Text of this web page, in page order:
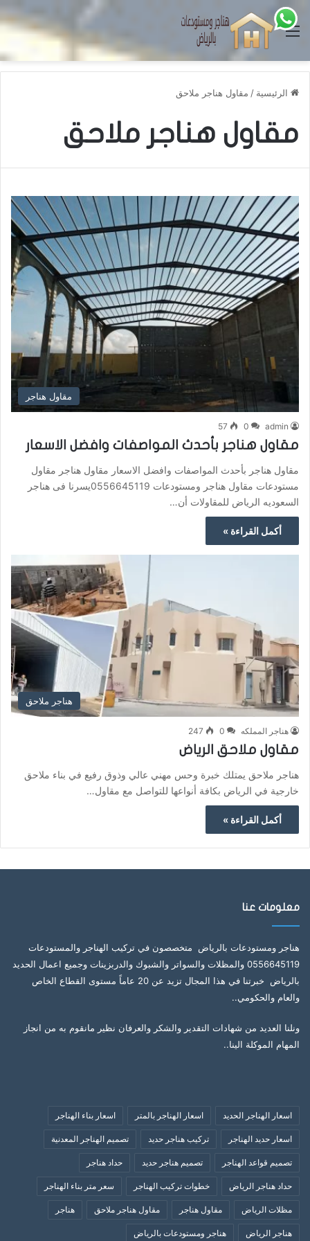
القائمة
الرئيسية / مقاول هناجر ملاحق
مقاول هناجر ملاحق
مقاول هناجر
admin
0
57
مقاول هناجر بأحدث المواصفات وافضل الاسعار
مقاول هناجر بأحدث المواصفات وافضل الاسعار مقاول هناجر مقاول
مستودعات مقاول هناجر ومستودعات 0556645119يسرنا فى هناجر
السعوديه الرياض للمقاولات أن…
أكمل القراءة »
هناجر ملاحق
هناجر المملكه 0
247
مقاول ملاحق الرياض
هناجر ملاحق يمتلك خبرة وحس مهني عالي وذوق رفيع في بناء ملاحق
خارجية في الرياض بكافة أنواعها للتواصل مع مقاول…
أكمل القراءة »
معلومات عنا
هناجر ومستودعات بالرياض متخصصون في تركيب الهناجر والمستودعات
0556645119 والمظلات والسواتر والشبوك والدربزينات وجميع اعمال الحديد
بالرياض خبرتنا في هذا المجال تزيد عن 20 عاماً مستوى القطاع الخاص
والعام والحكومي..
ونلنا العديد من شهادات التقدير والشكر والعرفان نظير مانقوم به من انجاز
المهام الموكلة الينا..
اسعار الهناجر الحديد اسعار الهناجر بالمتر اسعار بناء الهناجر
اسعار حديد الهناجر تركيب هناجر حديد تصميم الهناجر المعدنية
تصميم قواعد الهناجر تصميم هناجر حديد حداد هناجر
حداد هناجر الرياض خطوات تركيب الهناجر سعر متر بناء الهناجر
مظلات الرياض مقاول هناجر مقاول هناجر ملاحق هناجر
هناجر الرياض هناجر ومستودعات بالرياض